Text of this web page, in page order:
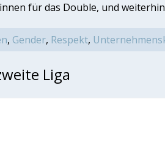
für das Double, und
, Gender, Respekt,
Liga